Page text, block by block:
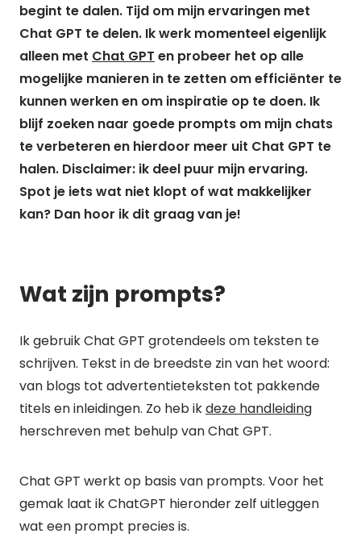
begint te dalen. Tijd om mijn ervaringen met
Chat GPT te delen. Ik werk momenteel eigenlijk
alleen met Chat GPT en probeer het op alle
mogelijke manieren in te zetten om efficiënter te
kunnen werken en om inspiratie op te doen. Ik
blijf zoeken naar goede prompts om mijn chats
te verbeteren en hierdoor meer uit Chat GPT te
halen. Disclaimer: ik deel puur mijn ervaring.
Spot je iets wat niet klopt of wat makkelijker
kan? Dan hoor ik dit graag van je!
Wat zijn prompts?
Ik gebruik Chat GPT grotendeels om teksten te
schrijven. Tekst in de breedste zin van het woord:
van blogs tot advertentieteksten tot pakkende
titels en inleidingen. Zo heb ikdeze handleiding
herschreven met behulp van Chat GPT.
Chat GPT werkt op basis van prompts. Voor het
gemak laat ik ChatGPT hieronder zelf uitleggen
wat een prompt precies is.